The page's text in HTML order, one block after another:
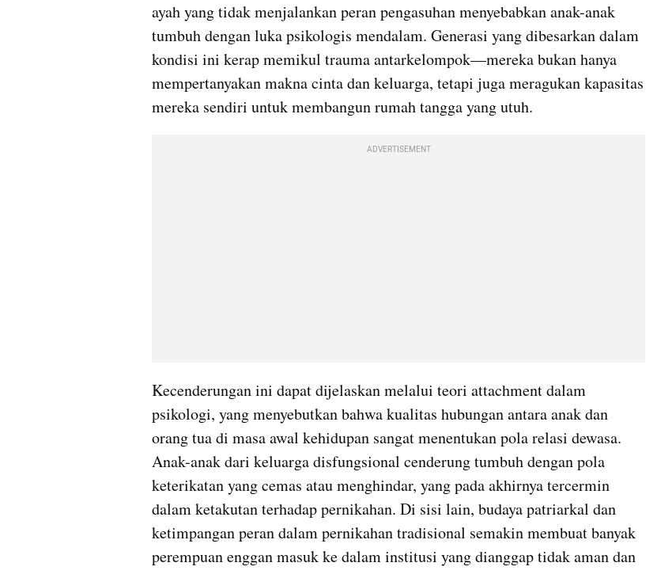
ayah yang tidak menjalankan peran pengasuhan menyebabkan anak-anak
tumbuh dengan luka psikologis mendalam. Generasi yang dibesarkan dalam
kondisi ini kerap memikul trauma antarkelompok—mereka bukan hanya
mempertanyakan makna cinta dan keluarga, tetapi juga meragukan kapasitas
mereka sendiri untuk membangun rumah tangga yang utuh.
ADVERTISEMENT
Kecenderungan ini dapat dijelaskan melalui teori attachment dalam
psikologi, yang menyebutkan bahwa kualitas hubungan antara anak dan
orang tua di masa awal kehidupan sangat menentukan pola relasi dewasa.
Anak-anak dari keluarga disfungsional cenderung tumbuh dengan pola
keterikatan yang cemas atau menghindar, yang pada akhirnya tercermin
dalam ketakutan terhadap pernikahan. Di sisi lain, budaya patriarkal dan
ketimpangan peran dalam pernikahan tradisional semakin membuat banyak
perempuan enggan masuk ke dalam institusi yang dianggap tidak aman dan